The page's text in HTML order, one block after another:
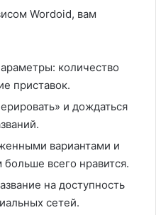
Wordoid, вам
количество
приставок.
и дождаться
вариантами и
всего нравится.
на доступность
сетей.